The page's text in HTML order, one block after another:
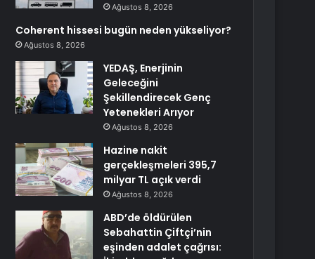
Ağustos 8, 2026
Coherent hissesi bugün neden yükseliyor?
Ağustos 8, 2026
YEDAŞ, Enerjinin
Geleceğini
Şekillendirecek Genç
Yetenekleri Arıyor
Ağustos 8, 2026
Hazine nakit
gerçekleşmeleri 395,7
milyar TL açık verdi
Ağustos 8, 2026
ABD’de öldürülen
Sebahattin Çiftçi’nin
eşinden adalet çağrısı: